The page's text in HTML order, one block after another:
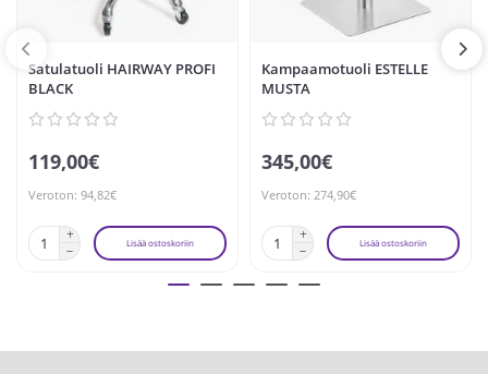
Satulatuoli HAIRWAY PROFI
BLACK
119,00€
Veroton: 94,82€
Lisää ostoskoriin
Kampaamotuoli ESTELLE
MUSTA
345,00€
Veroton: 274,90€
Lisää ostoskoriin